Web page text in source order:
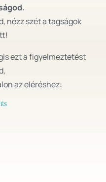
nézz szét a tagságok
ezt a figyelmeztetést
az eléréshez: